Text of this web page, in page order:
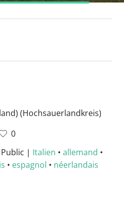
(Hochsauerlandkreis)
0
| Italien • allemand •
• espagnol • néerlandais